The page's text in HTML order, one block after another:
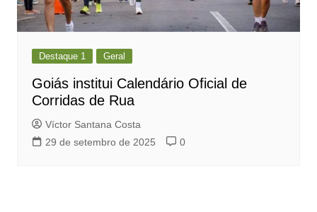
Destaque 1 Geral
Goiás institui Calendário Oficial de
Corridas de Rua
Víctor Santana Costa
29 de setembro de 2025
0